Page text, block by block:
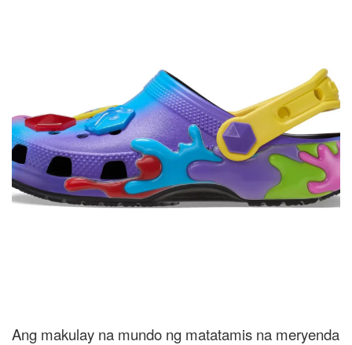
Ang makulay na mundo ng matatamis na meryenda